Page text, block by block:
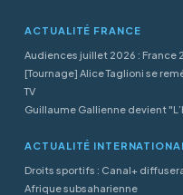
ACTUALITÉ FRANCE
Audiences juillet 2026 : France
[Tournage] Alice Taglioni se
TV
Guillaume Gallienne devient
ACTUALITÉ
Droits sportifs : Canal+
Afrique subsaharienne